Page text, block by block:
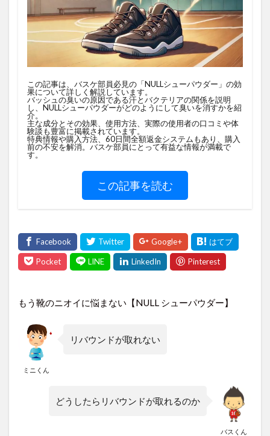
この記事は、バスケ部員必見の「NULLシューパウダー」の効
果について詳しく解説しています。
バッシュの臭いの原因である汗とバクテリアの関係を説明
し、NULLシューパウダーがどのようにして臭いを消すかを紹
介。
主な成分とその効果、使用方法、実際の使用者の口コミや体
験談も豊富に掲載されています。
特典情報や購入方法、60日間全額返金システムもあり、購入
前の不安を解消。バスケ部員にとって有益な情報が満載で
す。
この記事を読む
もう靴のニオイに悩まない【NULL シューパウダー】
ミニくん
リバウンドが取れない
バスくん
どうしたらリバウンドが取れるのか